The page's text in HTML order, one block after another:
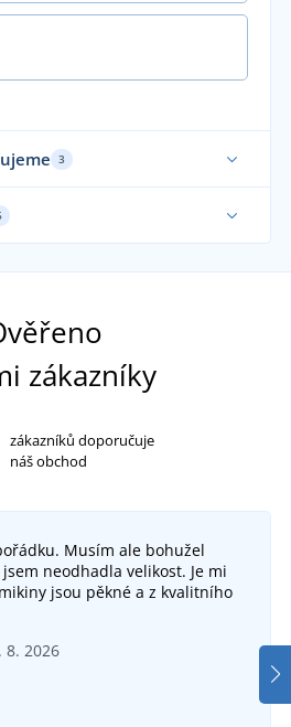
3
+1
nevěsty PŘÍPITEK
DO 3-4 DNŮ
HVĚZDY A SRDCE
zákazníky
zákazníků doporučuje
náš obchod
Musím ale bohužel
neodhadla velikost. Je mi
jsou pěkné a z kvalitního
8. 2026